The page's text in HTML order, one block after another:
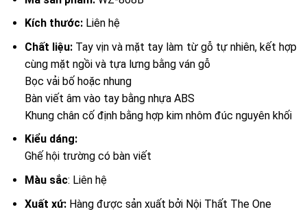
Kích thước: Liên hệ
Chất liệu: Tay vịn và mặt tay làm từ gỗ tự nhiên, kết hợp
cùng mặt ngồi và tựa lưng bằng ván gỗ
Bọc vải bố hoặc nhung
Bàn viết âm vào tay bằng nhựa ABS
Khung chân cố định bằng hợp kim nhôm đúc nguyên khối
Kiểu dáng:
Ghế hội trường có bàn viết
Màu sắc: Liên hệ
Xuất xứ:Hàng được sản xuất bởi Nội Thất The One